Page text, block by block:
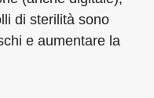
di sterilità sono
e aumentare la